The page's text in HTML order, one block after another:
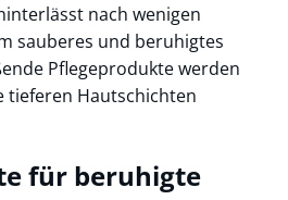
nach wenigen
sauberes und beruhigtes
Pflegeprodukte werden
tieferen Hautschichten
für beruhigte